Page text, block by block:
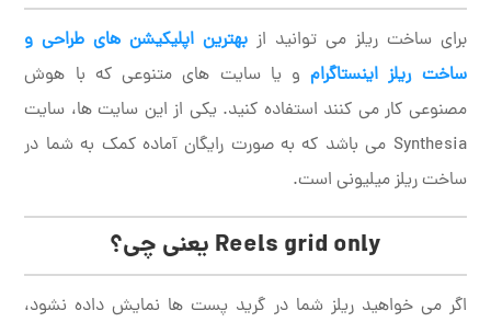
برای ساخت ریلز می توانید از بهترین اپلیکیشن های طراحی و
ساخت ریلز اینستاگرامو یا سایت های متنوعی که با هوش
مصنوعی کار می کنند استفاده کنید. یکی از این سایت ها، سایت
Synthesia می باشد که به صورت رایگان آماده کمک به شما در
ساخت ریلز میلیونی است.
Reels grid only یعنی چی؟
اگر می خواهید ریلز شما در گرید پست ها نمایش داده نشود،